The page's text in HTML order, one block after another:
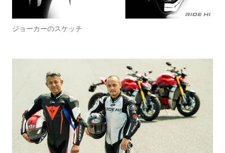
ジョーカーのスケッチ